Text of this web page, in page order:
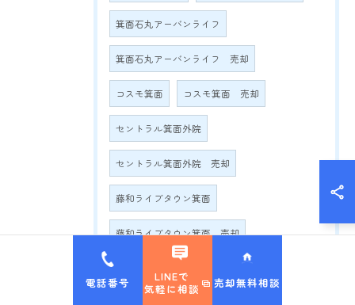
箕面石丸アーバンライフ
箕面石丸アーバンライフ 売却
コスモ箕面 コスモ箕面 売却
セントラル箕面外院
セントラル箕面外院 売却
藤和ライブタウン箕面
藤和ライブタウン箕面 売却
電話番号
LINEで
気軽に相談
売却無料相談